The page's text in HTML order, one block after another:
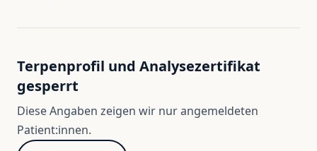
Terpenprofil und Analysezertifikat
gesperrt
Diese Angaben zeigen wir nur angemeldeten
Patient:innen.